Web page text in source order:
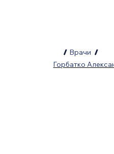
/ Врачи /
Горбатко